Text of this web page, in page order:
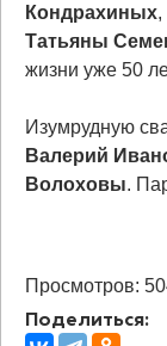
Кондрахиных,
Татьяны
жизни уже 50
Изумрудную
Валерий
Волоховы.
Просмотров:
Поделиться: